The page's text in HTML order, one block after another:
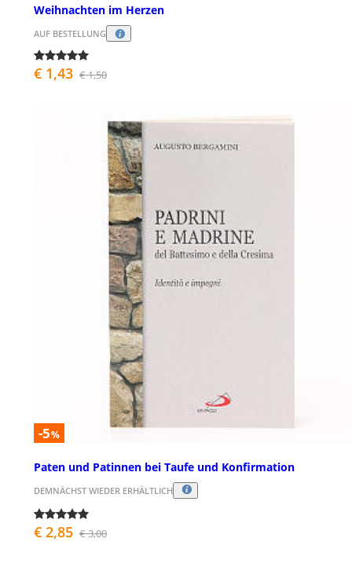
Weihnachten im Herzen
AUF BESTELLUNG
€ 1,43 € 1,50
-5%
Paten und Patinnen bei Taufe und Konfirmation
DEMNÄCHST WIEDER ERHÄLTLICH
€ 2,85 € 3,00